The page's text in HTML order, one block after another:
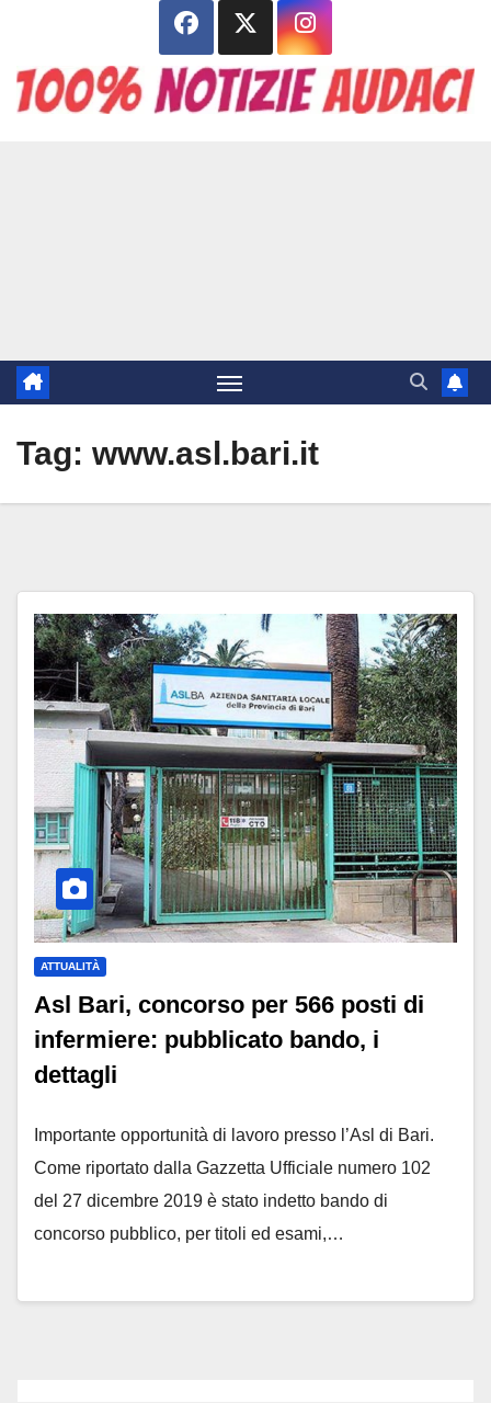
contenuto
Tag: www.asl.bari.it
ATTUALITÀ
Asl Bari, concorso per 566 posti di
infermiere: pubblicato bando, i
dettagli
Importante opportunità di lavoro presso l’Asl di Bari.
Come riportato dalla Gazzetta Ufficiale numero 102
del 27 dicembre 2019 è stato indetto bando di
concorso pubblico, per titoli ed esami,…